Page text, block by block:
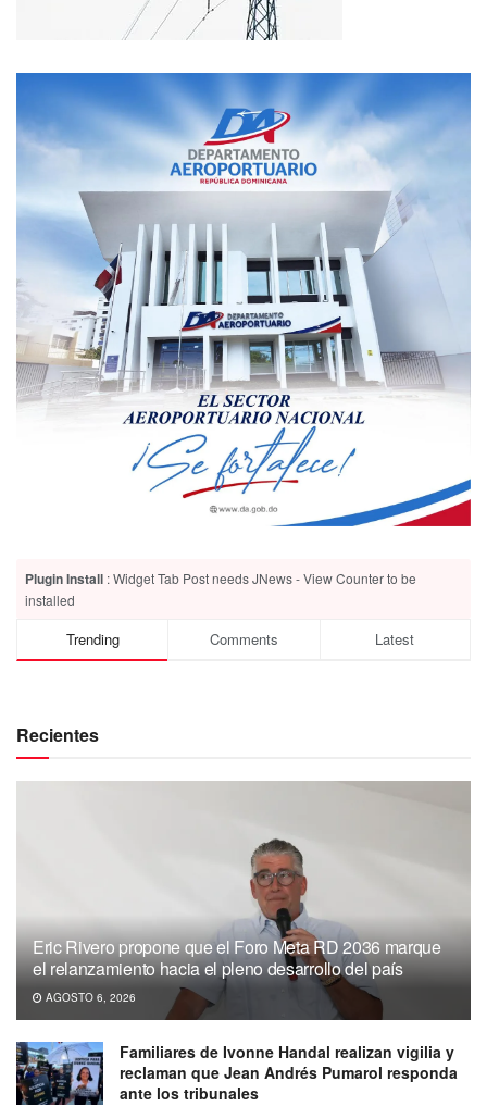
Plugin Install : Widget Tab Post needs JNews - View Counter to be
installed
Trending Comments Latest
Recientes
Eric Rivero propone que el Foro Meta RD 2036 marque
el relanzamiento hacia el pleno desarrollo del país
AGOSTO 6, 2026
Familiares de Ivonne Handal realizan vigilia y
reclaman que Jean Andrés Pumarol responda
ante los tribunales